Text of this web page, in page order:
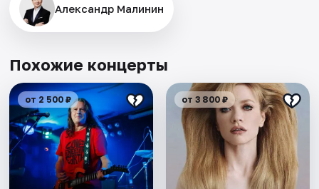
Александр Малинин
Похожие концерты
от 2 500 ₽ от 3 800 ₽